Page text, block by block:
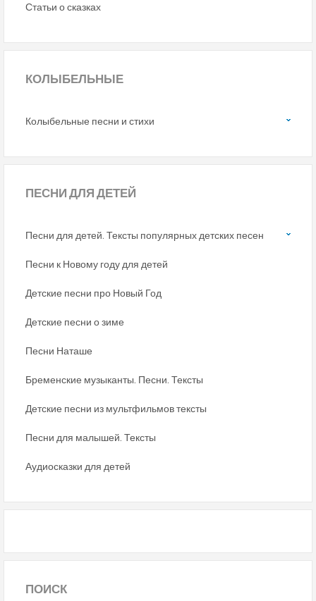
Статьи о сказках
КОЛЫБЕЛЬНЫЕ
Колыбельные песни и стихи
ПЕСНИДЛЯ ДЕТЕЙ
Песни для детей. Тексты популярных детских песен
Песни к Новому году для детей
Детские песни про Новый Год
Детские песни о зиме
Песни Наташе
Бременские музыканты. Песни. Тексты
Детские песни из мультфильмов тексты
Песни для малышей. Тексты
Аудиосказки для детей
ПОИСК